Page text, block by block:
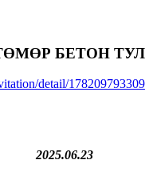
БЕТОН
detail/
2025.06.23